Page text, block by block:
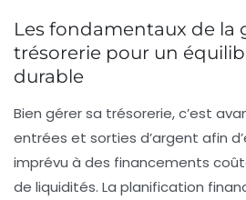
Les fondamentaux de la
trésorerie pour un
durable
Bien gérer sa trésorerie, c’est
entrées et sorties d’argent afin
imprévu à des financements
de liquidités. La planification